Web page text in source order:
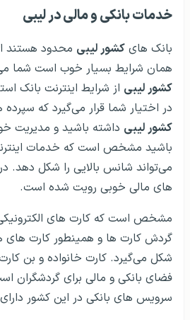
خدمات بانکی و مالی در لیبی
بانک های کشور لیبی محدود هستند
همان شرایط بسیار خوب است شما
کشور لیبی از شرایط اینترنت بانک
در اختیار شما قرار می‌گیرد که
کشور لیبی داشته باشید و مدیریت
باشید مشخص است که خدمات
می‌تواند شانس بالایی را شکل
های مالی خوبی رویت شده است.
مشخص است که کارت های
گردش کارت ها و همینطور کارت های
شکل می‌گیرد. کارت خانواده و بن
فضای بانکی و مالی برای
سرویس های بانکی در این کشور